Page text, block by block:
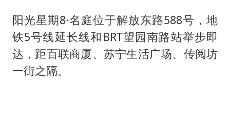
阳光星期8·名庭位于解放东路588号，地
铁5号线延长线和BRT望园南路站举步即
达，距百联商厦、苏宁生活广场、传阅坊
一街之隔。